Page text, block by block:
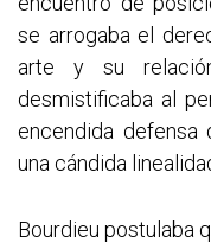
se arrogaba el
arte y su
desmistificaba al
encendida
una cándida
Bourdieu postulaba